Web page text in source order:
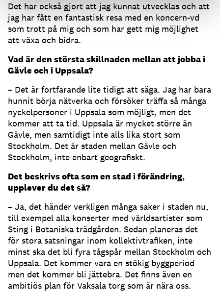
Det har också gjort att jag kunnat utvecklas och att
jag har fått en fantastisk resa med en koncern-vd
som trott på mig och som har gett mig möjlighet
att växa och bidra.
Vad är den största skillnaden mellan att jobba i
Gävle och i Uppsala?
– Det är fortfarande lite tidigt att säga. Jag har bara
hunnit börja nätverka och försöker träffa så många
nyckelpersoner i Uppsala som möjligt, men det
kommer att ta tid. Uppsala är mycket större än
Gävle, men samtidigt inte alls lika stort som
Stockholm. Det är staden mellan Gävle och
Stockholm, inte enbart geografiskt.
Det beskrivs ofta som en stad i förändring,
upplever du det så?
– Ja, det händer verkligen många saker i staden nu,
till exempel alla konserter med världsartister som
Sting i Botaniska trädgården. Sedan planeras det
för stora satsningar inom kollektivtrafiken, inte
minst ska det bli fyra tågspår mellan Stockholm och
Uppsala. Det kommer vara en stökig byggperiod
men det kommer bli jättebra. Det finns även en
ambitiös plan för Vaksala torg som är nära oss.